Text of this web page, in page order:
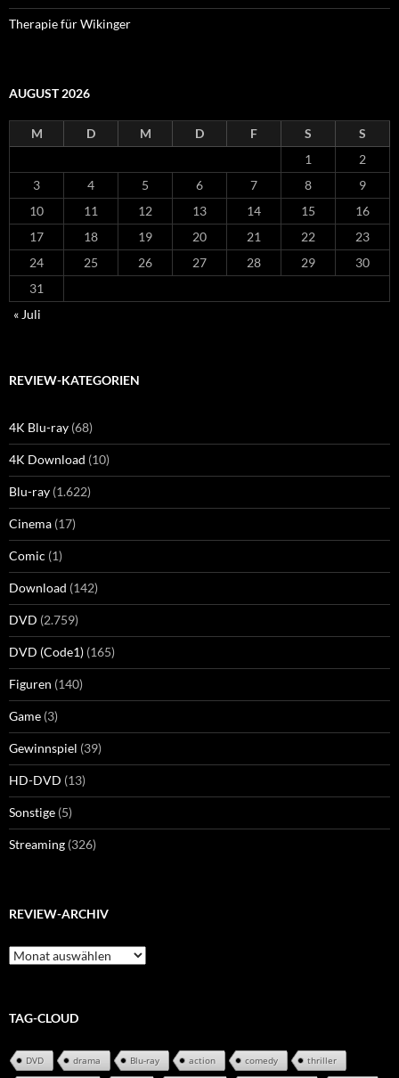
Therapie für Wikinger
AUGUST 2026
M D M D F S
S
1
2
3
4 5 6 7 8
9
10
11 12 13 14 15
16
17
18 19 20 21 22
23
24
25 26 27 28 29
30
31
« Juli
REVIEW-KATEGORIEN
4K Blu-ray (68)
4K Download (10)
Blu-ray (1.622)
Cinema (17)
Comic (1)
Download (142)
DVD (2.759)
DVD (Code1) (165)
Figuren (140)
Game (3)
Gewinnspiel (39)
HD-DVD (13)
Sonstige (5)
Streaming (326)
REVIEW-ARCHIV
Review-
Archiv
TAG-CLOUD
DVD drama Blu-ray action comedy thriller